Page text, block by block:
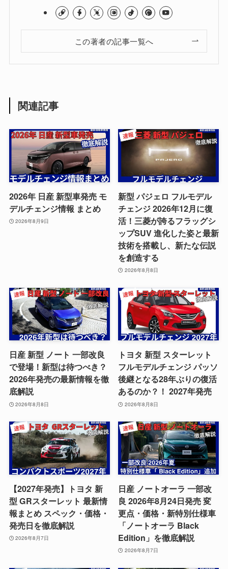
この著者の記事一覧へ
関連記事
2026年 日産 新型車発売 モ
デルチェンジ情報 まとめ
2026年8月9日
新型 パジェロ フルモデル
チェンジ 2026年12月に復
活！三菱が誇るフラッグシ
ップSUV 進化した姿と最新
技術を搭載し、新たな伝説
を創造する
2026年8月8日
日産 新型 ノート 一部改良
で登場！新型は待つべき？
2026年発売の最新情報を徹
底解説
2026年8月8日
トヨタ 新型 スターレット
フルモデルチェンジ パッソ
後継となる28年ぶりの復活
あるのか？！ 2027年発売
2026年8月8日
【2027年発売】トヨタ 新
型 GRスターレット 最新情
報まとめ スペック・価格・
発売日を徹底解説
2026年8月7日
日産 ノートオーラ 一部改
良 2026年8月24日発売 変
更点・価格・新特別仕様車
「ノートオーラ Black
Edition」を徹底解説
2026年8月7日